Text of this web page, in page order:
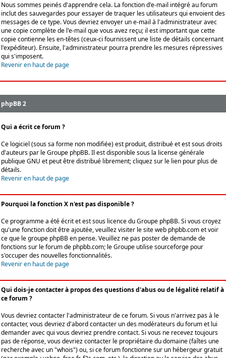
Nous sommes peinés d'apprendre cela. La fonction d'e-mail intégré au forum
inclut des sauvegardes pour essayer de traquer les utilisateurs qui envoient des
messages de ce type. Vous devriez envoyer un e-mail à l'administrateur avec
une copie complète de l'e-mail que vous avez reçu; il est important que cette
copie contienne les en-têtes (ceux-ci fournissent une liste de détails concernant
l'expéditeur). Ensuite, l'administrateur pourra prendre les mesures répressives
qui s'imposent.
Revenir en haut de page
phpBB 2
Qui a écrit ce forum ?
Ce logiciel (sous sa forme non modifiée) est produit, distribué et est sous droits
d'auteurs par leGroupe phpBB. Il est disponible sous la license générale
publique GNU et peut être distribué librement; cliquez sur le lien pour plus de
détails.
Revenir en haut de page
Pourquoi la fonction X n'est pas disponible ?
Ce programme a été écrit et est sous licence du Groupe phpBB. Si vous croyez
qu'une fonction doit être ajoutée, veuillez visiter le site web phpbb.com et voir
ce que le groupe phpBB en pense. Veuillez ne pas poster de demande de
fonctions sur le forum de phpbb.com; le Groupe utilise sourceforge pour
s'occuper des nouvelles fonctionnalités.
Revenir en haut de page
Qui dois-je contacter à propos des questions d'abus ou de légalité relatif à
ce forum ?
Vous devriez contacter l'administrateur de ce forum. Si vous n'arrivez pas à le
contacter, vous devriez d'abord contacter un des modérateurs du forum et lui
demander avec qui vous devriez prendre contact. Si vous ne recevez toujours
pas de réponse, vous devriez contacter le propriétaire du domaine (faîtes une
recherche avec un "whois") ou, si ce forum fonctionne sur un hébergeur gratuit